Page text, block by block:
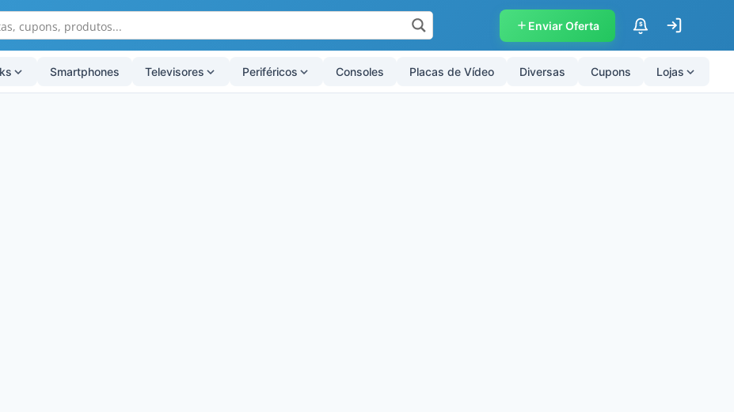
Enviar Oferta $
Smartphones Televisores Periféricos Consoles Placas de Vídeo Diversas Cupons Lojas